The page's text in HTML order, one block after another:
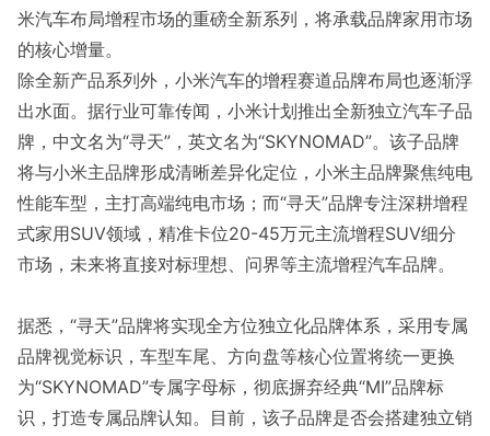
米汽车布局增程市场的重磅全新系列，将承载品牌家用市场
的核心增量。
除全新产品系列外，小米汽车的增程赛道品牌布局也逐渐浮
出水面。据行业可靠传闻，小米计划推出全新独立汽车子品
牌，中文名为“寻天”，英文名为“SKYNOMAD”。该子品牌
将与小米主品牌形成清晰差异化定位，小米主品牌聚焦纯电
性能车型，主打高端纯电市场；而“寻天”品牌专注深耕增程
式家用SUV领域，精准卡位20-45万元主流增程SUV细分
市场，未来将直接对标理想、问界等主流增程汽车品牌。
据悉，“寻天”品牌将实现全方位独立化品牌体系，采用专属
品牌视觉标识，车型车尾、方向盘等核心位置将统一更换
为“SKYNOMAD”专属字母标，彻底摒弃经典“MI”品牌标
识，打造专属品牌认知。目前，该子品牌是否会搭建独立销